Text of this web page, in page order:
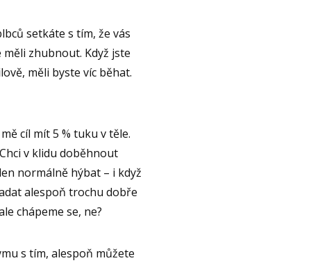
setkáte s tím, že vás
zhubnout. Když jste
měli byste víc běhat.
cíl mít 5 % tuku v těle.
v klidu doběhnout
normálně hýbat – i když
alespoň trochu dobře
chápeme se, ne?
s tím, alespoň můžete